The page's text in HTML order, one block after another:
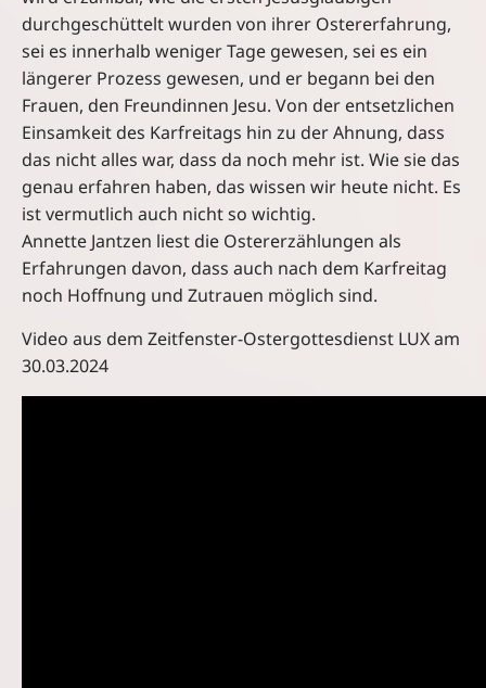
durchgeschüttelt wurden von ihrer Ostererfahrung,
sei es innerhalb weniger Tage gewesen, sei es ein
längerer Prozess gewesen, und er begann bei den
Frauen, den Freundinnen Jesu. Von der entsetzlichen
Einsamkeit des Karfreitags hin zu der Ahnung, dass
das nicht alles war, dass da noch mehr ist. Wie sie das
genau erfahren haben, das wissen wir heute nicht. Es
ist vermutlich auch nicht so wichtig.
Annette Jantzen liest die Ostererzählungen als
Erfahrungen davon, dass auch nach dem Karfreitag
noch Hoffnung und Zutrauen möglich sind.
Video aus dem Zeitfenster-Ostergottesdienst LUX am
30.03.2024